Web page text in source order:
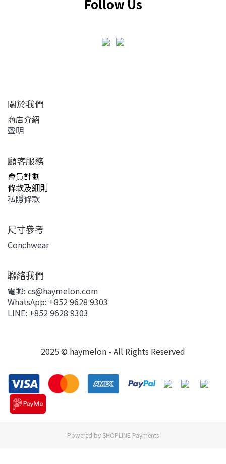
Follow Us
關於我們
商店介紹
聲明
顧客服務
會員計劃
條款及細則
私隱條款
尺寸參考
Conchwear
聯絡我們
電郵: cs@haymelon.com
WhatsApp: +852 9628 9303
LINE: +852 9628 9303
2025 © haymelon - All Rights Reserved
Powered by SHOPLINE Payments